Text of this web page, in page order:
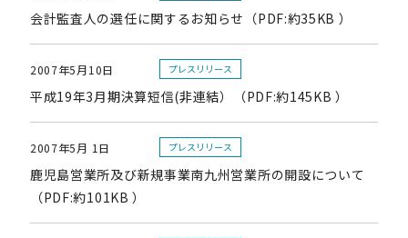
会計監査人の選任に関するお知らせ（PDF:約35KB ）
2007年5月10日 プレスリリース
平成19年3月期決算短信(非連結）（PDF:約145KB ）
2007年5月 1日 プレスリリース
鹿児島営業所及び新規事業南九州営業所の開設について
（PDF:約101KB ）